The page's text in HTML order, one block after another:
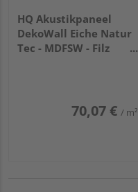
HQ Akustikpaneel
DekoWall Eiche Natur
Tec - MDFSW - Filz
70,07 € / m²